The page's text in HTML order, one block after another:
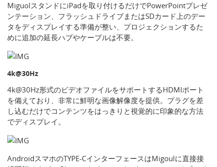
MiguolスタンドにiPadを取り付けるだけでPowerPointプレゼ
ンテーション、フラッシュドライブまたはSDカード上のデー
タをディスプレイする準備が整い、プロジェクションするた
めに追加の延長ハブやケーブルは不要。
4k@30Hz
4k@30Hz形式のビデオファイルをサポートするHDMIポート
を備えており、非常に鮮明な画像解像度を提供。プラグを差
し込むだけでコンテンツをはっきりと視覚的に印象的な方法
でディスプレイ。
AndroidスマホのTYPE-CインターフェースはMigoulに直接接